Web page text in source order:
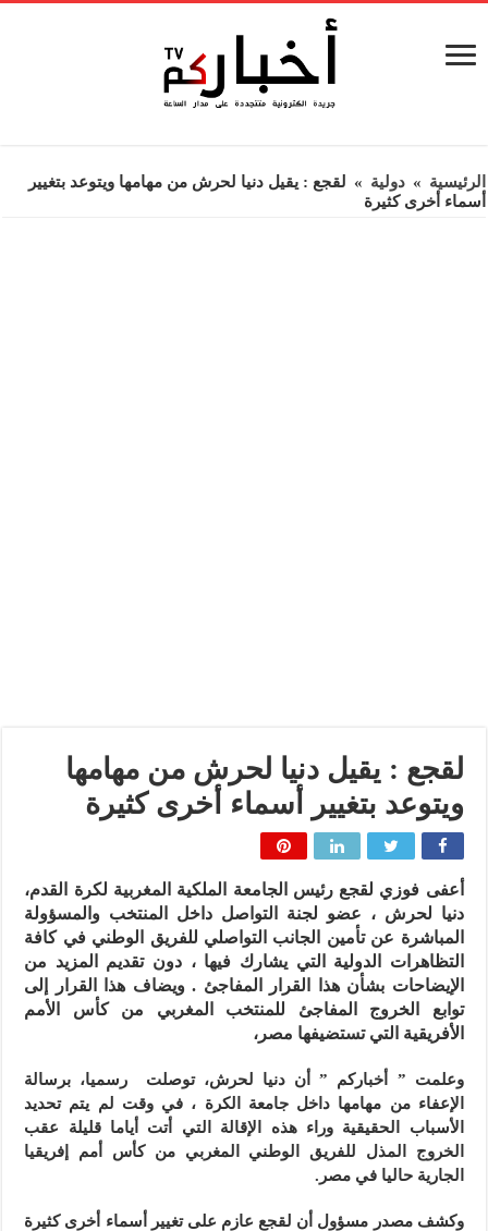
الرئيسية » دولية » لقجع : يقيل دنيا لحرش من مهامها ويتوعد بتغيير
أسماء أخرى كثيرة
لقجع : يقيل دنيا لحرش من مهامها
ويتوعد بتغيير أسماء أخرى كثيرة
أعفى فوزي لقجع رئيس الجامعة الملكية المغربية لكرة القدم،
دنيا لحرش ، عضو لجنة التواصل داخل المنتخب والمسؤولة
المباشرة عن تأمين الجانب التواصلي للفريق الوطني في كافة
التظاهرات الدولية التي يشارك فيها ، دون تقديم المزيد من
الإيضاحات بشأن هذا القرار المفاجئ . ويضاف هذا القرار إلى
توابع الخروج المفاجئ للمنتخب المغربي من كأس الأمم
الأفريقية التي تستضيفها مصر،
وعلمت ” أخباركم ” أن دنيا لحرش، توصلت رسميا، برسالة
الإعفاء من مهامها داخل جامعة الكرة ، في وقت لم يتم تحديد
الأسباب الحقيقية وراء هذه الإقالة التي أتت أياما قليلة عقب
الخروج المذل للفريق الوطني المغربي من كأس أمم إفريقيا
الجارية حاليا في مصر.
وكشف مصدر مسؤول أن لقجع عازم على تغيير أسماء أخرى كثيرة